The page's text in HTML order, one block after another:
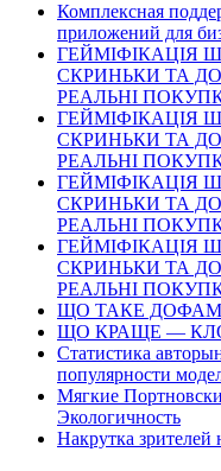
Комплексная
приложений для
ГЕЙМІФІКАЦІЯ
СКРИНЬКИ ТА
РЕАЛЬНІ
ГЕЙМІФІКАЦІЯ
СКРИНЬКИ ТА
РЕАЛЬНІ
ГЕЙМІФІКАЦІЯ
СКРИНЬКИ ТА
РЕАЛЬНІ
ГЕЙМІФІКАЦІЯ
СКРИНЬКИ ТА
РЕАЛЬНІ
ЩО ТАКЕ
ЩО КРАЩЕ —
Статистика
популярности
Мягкие
Экологичность
Накрутка зрителей